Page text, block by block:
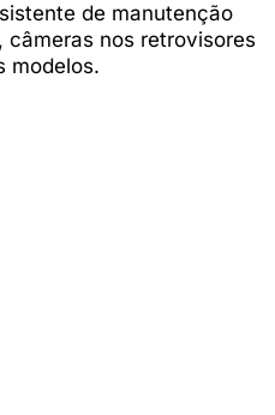
de manutenção
nos retrovisores
modelos.